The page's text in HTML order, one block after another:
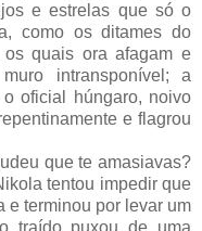
e estrelas que só o
como os ditames do
quais ora afagam e
intransponível; a
oficial húngaro, noivo
e flagrou
que te amasiavas?
tentou impedir que
e terminou por levar um
traído puxou de uma